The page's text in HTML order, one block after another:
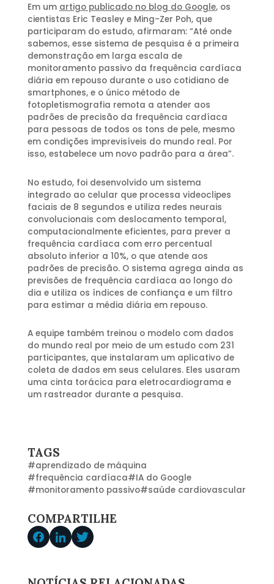
Em um artigo publicado no blog do Google, os
cientistas Eric Teasley e Ming-Zer Poh, que
participaram do estudo, afirmaram: “Até onde
sabemos, esse sistema de pesquisa é a primeira
demonstração em larga escala de
monitoramento passivo da frequência cardíaca
diária em repouso durante o uso cotidiano de
smartphones, e o único método de
fotopletismografia remota a atender aos
padrões de precisão da frequência cardíaca
para pessoas de todos os tons de pele, mesmo
em condições imprevisíveis do mundo real. Por
isso, estabelece um novo padrão para a área”.
No estudo, foi desenvolvido um sistema
integrado ao celular que processa videoclipes
faciais de 8 segundos e utiliza redes neurais
convolucionais com deslocamento temporal,
computacionalmente eficientes, para prever a
frequência cardíaca com erro percentual
absoluto inferior a 10%, o que atende aos
padrões de precisão. O sistema agrega ainda as
previsões de frequência cardíaca ao longo do
dia e utiliza os índices de confiança e um filtro
para estimar a média diária em repouso.
A equipe também treinou o modelo com dados
do mundo real por meio de um estudo com 231
participantes, que instalaram um aplicativo de
coleta de dados em seus celulares. Eles usaram
uma cinta torácica para eletrocardiograma e
um rastreador durante a pesquisa.
TAGS
#aprendizado de máquina
#frequência cardíaca#IA do Google
#monitoramento passivo#saúde cardiovascular
COMPARTILHE